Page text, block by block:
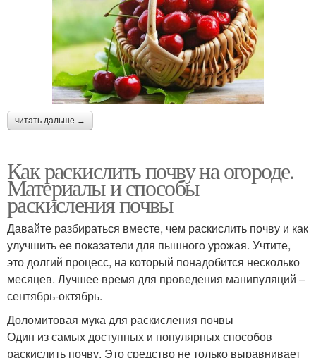
читать дальше →
Как раскислить почву на огороде.
Материалы и способы
раскисления почвы
Давайте разбираться вместе, чем раскислить почву и как
улучшить ее показатели для пышного урожая. Учтите,
это долгий процесс, на который понадобится несколько
месяцев. Лучшее время для проведения манипуляций –
сентябрь-октябрь.
Доломитовая мука для раскисления почвы
Один из самых доступных и популярных способов
раскислить почву. Это средство не только выравнивает